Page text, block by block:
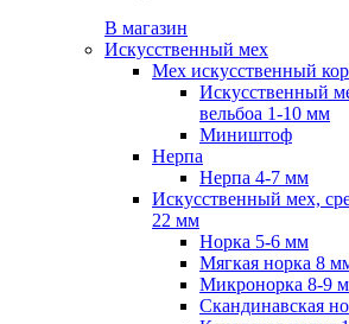
В магазин
Искусственный мех
Мех искусственный
Искусственный
вельбоа 1-10 мм
Миништоф
Нерпа
Нерпа 4-7 мм
Искусственный мех,
22 мм
Норка 5-6 мм
Мягкая норка 8
Микронорка 8-9
Скандинавская